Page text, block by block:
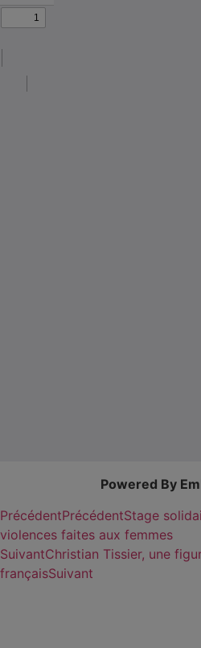
Powered By
PrécédentPrécédentStage
violences faites aux femmes
SuivantChristian Tissier, une
françaisSuivant